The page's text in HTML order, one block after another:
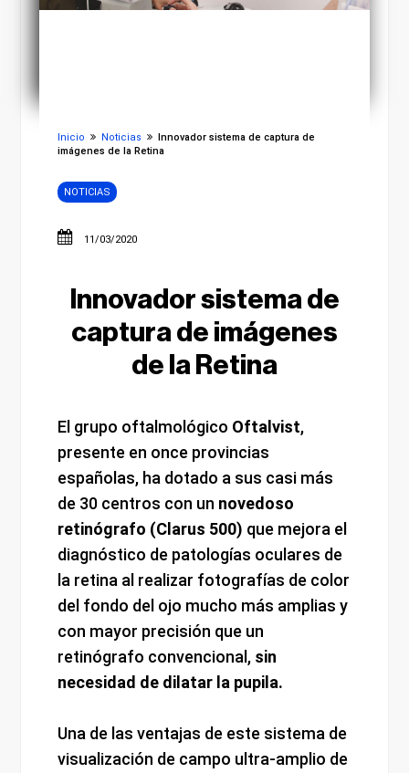
Inicio Noticias
Innovador sistema de captura de
imágenes de la Retina
NOTICIAS
11/03/2020
Innovador sistema de
captura de imágenes
de la Retina
El grupo oftalmológico Oftalvist,
presente en once provincias
españolas, ha dotado a sus casi más
de 30 centros con un novedoso
retinógrafo (Clarus 500) que mejora el
diagnóstico de patologías oculares de
la retina al realizar fotografías de color
del fondo del ojo mucho más amplias y
con mayor precisión que un
retinógrafo convencional, sin
necesidad de dilatar la pupila.
Una de las ventajas de este sistema de
visualización de campo ultra-amplio de